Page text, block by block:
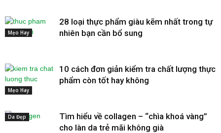
Mẹo Hay
28 loại thực phẩm giàu kẽm nhất trong tự
nhiên bạn cần bổ sung
Mẹo Hay
10 cách đơn giản kiểm tra chất lượng thực
phẩm còn tốt hay không
Da Đẹp
Tìm hiểu về collagen – “chìa khoá vàng”
cho làn da trẻ mãi không già